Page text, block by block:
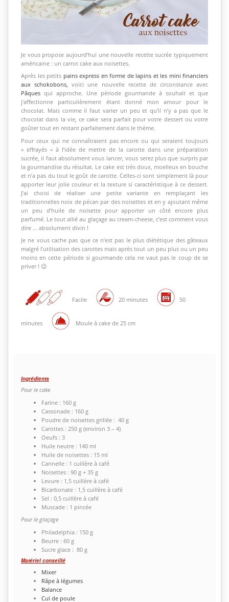
Je vous propose aujourd’hui une nouvelle recette sucrée typiquement
américaine : un carrot cake aux noisettes.
Après les petits pains express en forme de lapins et les mini financiers
aux schokobons,voici une nouvelle recette de circonstance avec
Pâques qui approche. Une période gourmande à souhait et que
j’affectionne particulièrement étant donné mon amour pour le
chocolat. Mais comme il faut varier un peu et qu’il n’y a pas que le
chocolat dans la vie, ce cake sera parfait pour votre dessert ou votre
goûter tout en restant parfaitement dans le thème.
Pour ceux qui ne connaîtraient pas encore ou qui seraient toujours
« effrayés » à l’idée de mettre de la carotte dans une préparation
sucrée, il faut absolument vous lancer, vous serez plus que surpris par
la gourmandise du résultat. Le cake est très doux, moelleux en bouche
et n’a pas du tout le goût de carotte. Celles-ci sont simplement là pour
apporter leur jolie couleur et la texture si caractéristique à ce dessert.
J’ai choisi de réaliser une petite variante en remplaçant les
traditionnelles noix de pécan par des noisettes et en y ajoutant même
un peu d’huile de noisette pour apporter un côté encore plus
parfumé. Le tout allié au glaçage au cream-cheese, c’est comment vous
dire … absolument divin !
Je ne vous cache pas que ce n’est pas le plus diététique des gâteaux
malgré l’utilisation des carottes mais après tout un peu plus ou un peu
moins en cette période si gourmande cela ne vaut pas le coup de se
priver ! 😉
Facile 20 minutes 50
minutes Moule à cake de 25 cm
Ingrédients
Pour le cake
Farine : 160 g
Cassonade : 160 g
Poudre de noisettes grillée : 40 g
Carottes : 250 g (environ 3 – 4)
Oeufs : 3
Huile neutre : 140 ml
Huile de noisettes : 15 ml
Cannelle : 1 cuillère à café
Noisettes : 90 g + 35 g
Levure : 1,5 cuillère à café
Bicarbonate : 1,5 cuillère à café
Sel : 0,5 cuillère à café
Muscade : 1 pincée
Pour le glaçage
Philadelphia : 150 g
Beurre : 60 g
Sucre glace : 80 g
Matériel conseillé
Mixer
Râpe à légumes
Balance
Cul de poule